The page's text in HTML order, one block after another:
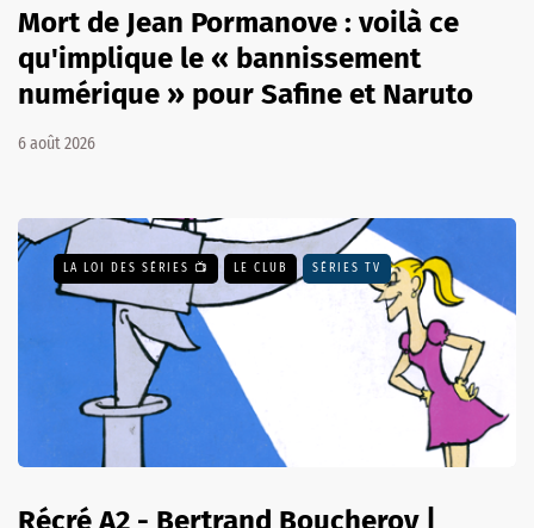
Mort de Jean Pormanove : voilà ce
qu'implique le « bannissement
numérique » pour Safine et Naruto
6 août 2026
LA LOI DES SÉRIES 📺 LE CLUB SÉRIES TV
Récré A2 - Bertrand Boucheroy |